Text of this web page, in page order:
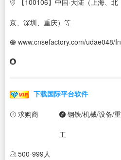
京、深圳、重庆）等
www.cnsefactory.com/udae048/
下载国际平台软件
求购商 钢铁/机械/设备/重
工
500-999人